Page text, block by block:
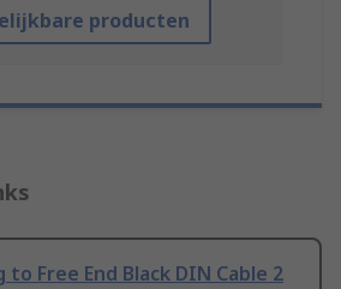
producten
to Free End Black DIN Cable 2